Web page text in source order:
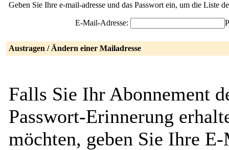
Geben Sie Ihre e-mail-adresse und das Passwort ein, um die Liste
E-Mail-Adresse:
Austragen / Ändern einer Mailadresse
Falls Sie Ihr Abonnement
Passwort-Erinnerung
möchten, geben Sie Ihre